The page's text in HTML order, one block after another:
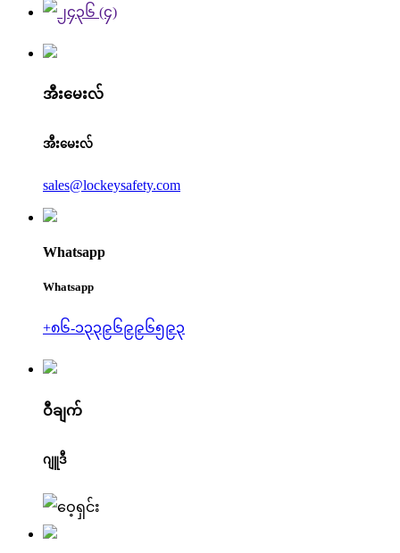
အီးမေးလ်
အီးမေးလ်
sales@lockeysafety.com
Whatsapp
Whatsapp
+၈၆-၁၃၃၉၆၉၉၆၅၉၃
ဝီချက်
ဂျူဒီ